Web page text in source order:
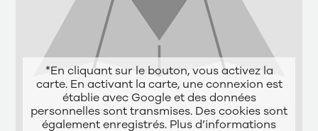
*En cliquant sur le bouton, vous activez la
carte. En activant la carte, une connexion est
établie avec Google et des données
personnelles sont transmises. Des cookies sont
également enregistrés. Plus d’informations